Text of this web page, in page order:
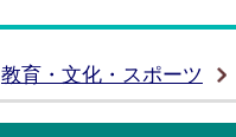
教育・文化・スポーツ